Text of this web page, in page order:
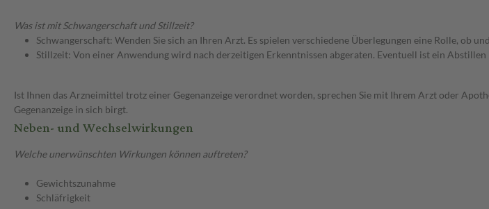
Was ist mit Schwangerschaft und Stillzeit?
Schwangerschaft: Wenden Sie sich an Ihren Arzt. Es spielen verschiedene Überlegungen eine Rolle, ob
Stillzeit: Von einer Anwendung wird nach derzeitigen Erkenntnissen abgeraten. Eventuell ist ein Abstillen
Ist Ihnen das Arzneimittel trotz einer Gegenanzeige verordnet worden, sprechen Sie mit Ihrem Arzt oder
Gegenanzeige in sich birgt.
Neben- und Wechselwirkungen
Welche unerwünschten Wirkungen können auftreten?
Gewichtszunahme
Schläfrigkeit